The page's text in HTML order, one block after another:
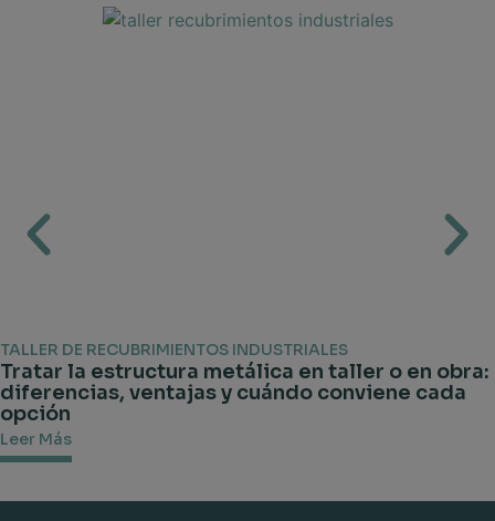
TALLER DE RECUBRIMIENTOS INDUSTRIALES
Tratar la estructura metálica en taller o en obra:
diferencias, ventajas y cuándo conviene cada
opción
Leer Más